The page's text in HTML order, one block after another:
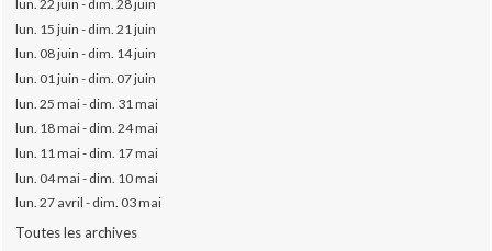
lun. 22 juin - dim. 28 juin
lun. 15 juin - dim. 21 juin
lun. 08 juin - dim. 14 juin
lun. 01 juin - dim. 07 juin
lun. 25 mai - dim. 31 mai
lun. 18 mai - dim. 24 mai
lun. 11 mai - dim. 17 mai
lun. 04 mai - dim. 10 mai
lun. 27 avril - dim. 03 mai
Toutes les archives